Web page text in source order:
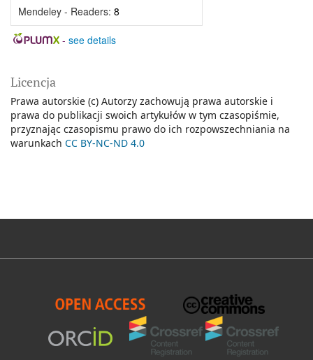
Mendeley - Readers: 8
- see details
Licencja
Prawa autorskie (c) Autorzy zachowują prawa autorskie i
prawa do publikacji swoich artykułów w tym czasopiśmie,
przyznając czasopismu prawo do ich rozpowszechniania na
warunkach CC BY-NC-ND 4.0